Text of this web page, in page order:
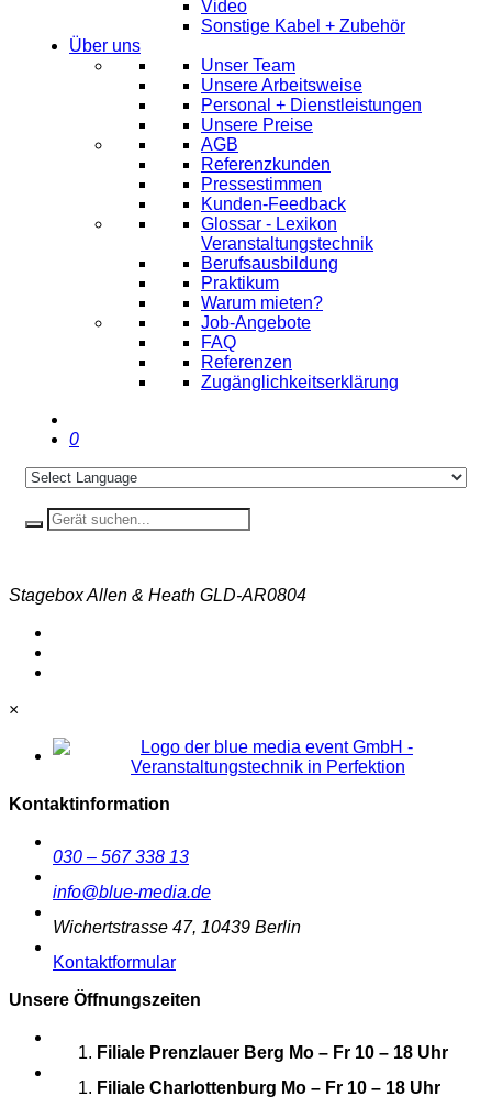
Video
Sonstige Kabel + Zubehör
Über uns
Unser Team
Unsere Arbeitsweise
Personal + Dienstleistungen
Unsere Preise
AGB
Referenzkunden
Pressestimmen
Kunden-Feedback
Glossar - Lexikon
Veranstaltungstechnik
Berufsausbildung
Praktikum
Warum mieten?
Job-Angebote
FAQ
Referenzen
Zugänglichkeitserklärung
0
Stagebox Allen & Heath GLD-AR0804
×
Kontaktinformation
030 – 567 338 13
info@blue-media.de
Wichertstrasse 47, 10439 Berlin
Kontaktformular
Unsere Öffnungszeiten
Filiale Prenzlauer Berg Mo – Fr 10 – 18 Uhr
Filiale Charlottenburg Mo – Fr 10 – 18 Uhr